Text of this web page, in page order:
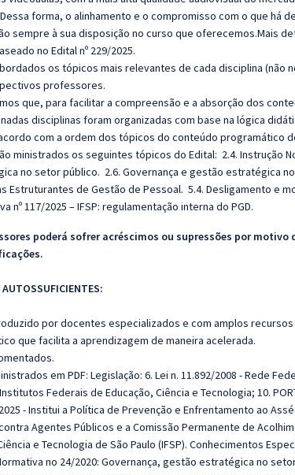
Dessa forma, o alinhamento e o compromisso com o que há
sempre à sua disposição no curso que oferecemos.Mais
no Edital nº 229/2025.
os tópicos mais relevantes de cada disciplina
professores.
que, para facilitar a compreensão e a absorção dos
disciplinas foram organizadas com base na lógica
com a ordem dos tópicos do conteúdo programático
ministrados os seguintes tópicos do Edital: 2.4. Instrução
no setor público. 2.6. Governança e gestão estratégica no
Estruturantes de Gestão de Pessoal. 5.4. Desligamento e
nº 117/2025 – IFSP: regulamentação interna do PGD.
poderá sofrer acréscimos ou supressões por
AUTOSSUFICIENTES:
por docentes especializados e com amplos
que facilita a aprendizagem de maneira acelerada.
em PDF: Legislação: 6. Lei n. 11.892/2008 - Rede
Federais de Educação, Ciência e Tecnologia; 10.
2025 - Institui a Política de Prevenção e Enfrentamento ao
Agentes Públicos e a Comissão Permanente de
e Tecnologia de São Paulo (IFSP). Conhecimentos
no 24/2020: Governança, gestão estratégica no